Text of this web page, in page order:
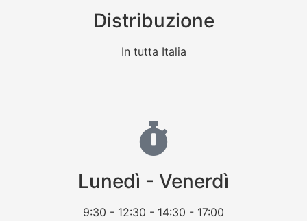
Distribuzione
In tutta Italia
Lunedì - Venerdì
9:30 - 12:30 - 14:30 - 17:00